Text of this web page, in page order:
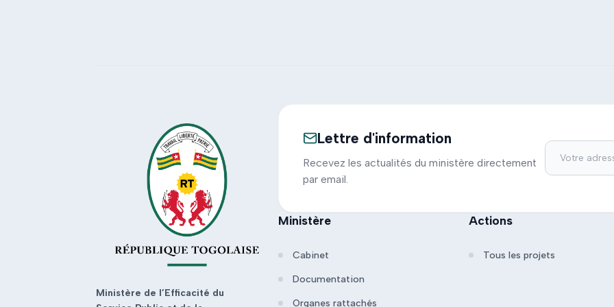
Ministère de l’Efficacité du
Lettre d'information
Recevez les actualités du ministère directement
par email.
Ministère
Cabinet
Documentation
Organes rattachés
Actions
Tous les projets